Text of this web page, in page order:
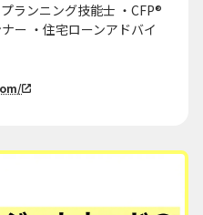
ランニング技能士 ・CFP®
ー ・住宅ローンアドバイ